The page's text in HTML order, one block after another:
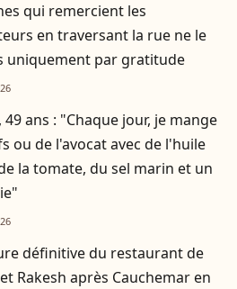
qui remercient les
en traversant la rue ne le
uniquement par gratitude
49 ans : "Chaque jour, je mange
ou de l'avocat avec de l'huile
la tomate, du sel marin et un
définitive du restaurant de
Rakesh après Cauchemar en